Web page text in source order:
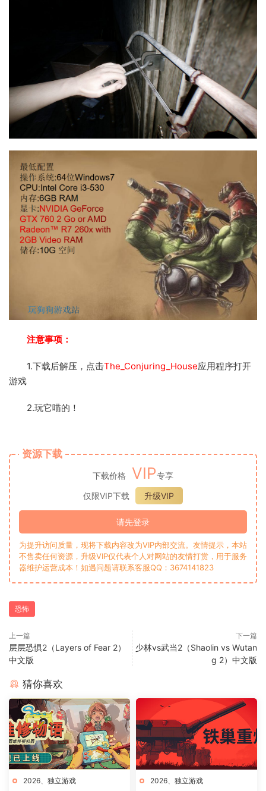
注意事项：
1.下载后解压，点击The_Conjuring_House应用程序打开
游戏
2.玩它喵的！
资源下载
下载价格 VIP专享
仅限VIP下载
升级VIP
请先登录
为提升访问质量，现将下载内容改为VIP内部交流。友情提示，本站
不售卖任何资源，升级VIP仅代表个人对网站的友情打赏，用于服务
器维护运营成本！如遇问题请联系客服QQ：3674141823
恐怖
上一篇
层层恐惧2（Layers of Fear 2）
中文版
下一篇
少林vs武当2（Shaolin vs Wutan
g 2）中文版
猜你喜欢
2026 独立游戏 2026 独立游戏